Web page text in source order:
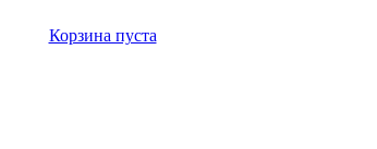
Корзина пуста